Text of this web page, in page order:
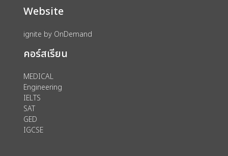
Website
ignite by OnDemand
คอร์สเรียน
MEDICAL
Engineering
IELTS
SAT
GED
IGCSE